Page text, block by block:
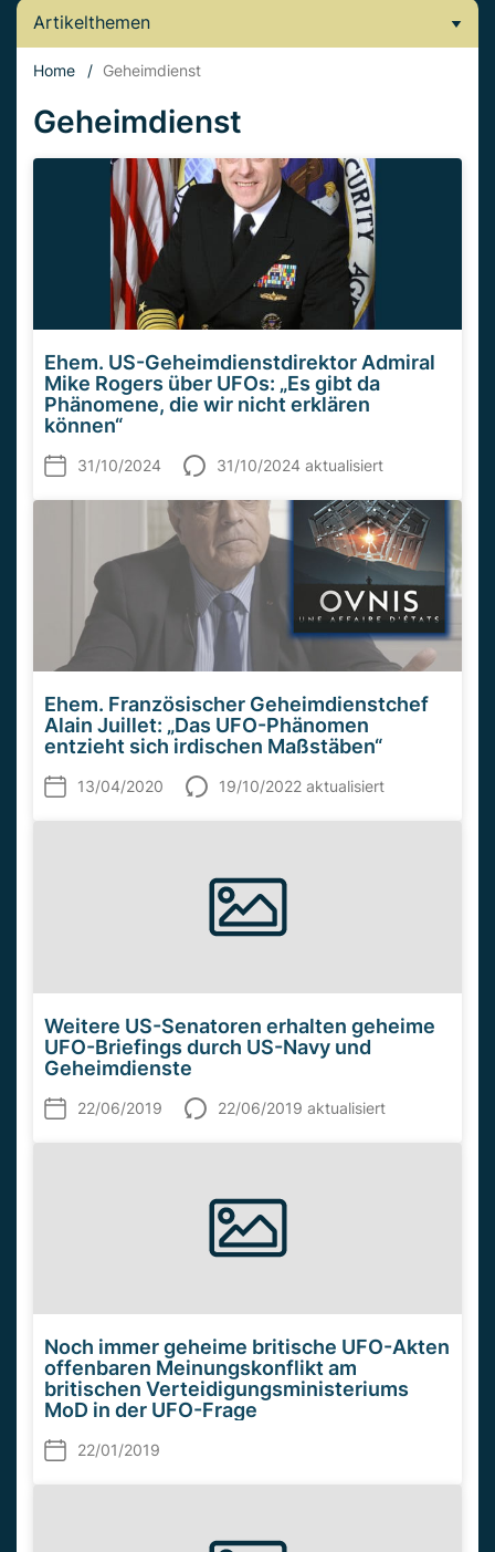
Artikelthemen
Home / Geheimdienst
Geheimdienst
Ehem. US-Geheimdienstdirektor Admiral
Mike Rogers über UFOs: „Es gibt da
Phänomene, die wir nicht erklären
können“
31/10/2024 31/10/2024 aktualisiert
Ehem. Französischer Geheimdienstchef
Alain Juillet: „Das UFO-Phänomen
entzieht sich irdischen Maßstäben“
13/04/2020 19/10/2022 aktualisiert
Weitere US-Senatoren erhalten geheime
UFO-Briefings durch US-Navy und
Geheimdienste
22/06/2019 22/06/2019 aktualisiert
Noch immer geheime britische UFO-Akten
offenbaren Meinungskonflikt am
britischen Verteidigungsministeriums
MoD in der UFO-Frage
22/01/2019